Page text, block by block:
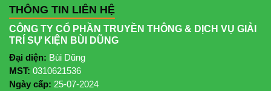
THÔNG TIN LIÊN HỆ
CÔNG TY CỔ PHẦN TRUYỀN THÔNG & DỊCH VỤ GIẢI
TRÍ SỰ KIỆN BÙI DŨNG
Đại diện: Bùi Dũng
MST: 0310621536
Ngày cấp: 25-07-2024